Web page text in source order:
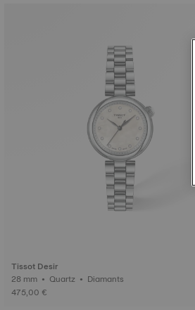
Tissot Desir
28 mm • Quartz • Diamants
475,00 €